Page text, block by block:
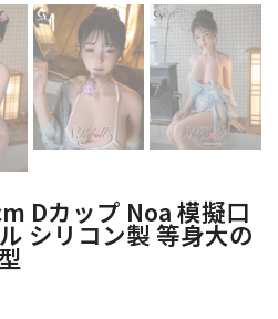
Dカップ Noa 模擬口
シリコン製 等身大の